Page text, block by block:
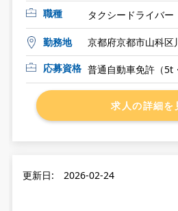
職種
タクシードライバー
勤務地
京都府京都市山科区
応募資格 普通自動車免許（5t
求人の詳細を
更新日: 2026-02-24